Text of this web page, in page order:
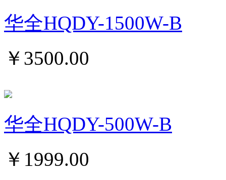
华全HQDY-1500W-B
￥ 3500.00
华全HQDY-500W-B
￥ 1999.00